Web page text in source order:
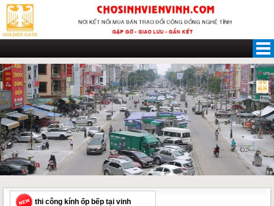
Skip
content
thi công kính ốp bếp tại vinh